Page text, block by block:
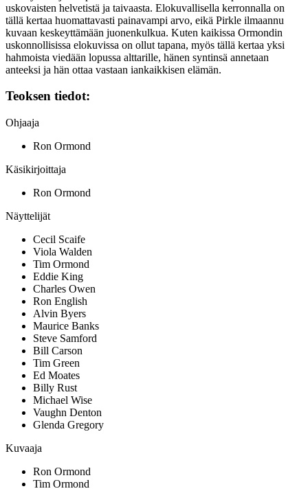
uskovaisten helvetistä ja taivaasta. Elokuvallisella kerronnalla on
tällä kertaa huomattavasti painavampi arvo, eikä Pirkle ilmaannu
kuvaan keskeyttämään juonenkulkua. Kuten kaikissa Ormondin
uskonnollisissa elokuvissa on ollut tapana, myös tällä kertaa yksi
hahmoista viedään lopussa alttarille, hänen syntinsä annetaan
anteeksi ja hän ottaa vastaan iankaikkisen elämän.
Teoksen tiedot:
Ohjaaja
Ron Ormond
Käsikirjoittaja
Ron Ormond
Näyttelijät
Cecil Scaife
Viola Walden
Tim Ormond
Eddie King
Charles Owen
Ron English
Alvin Byers
Maurice Banks
Steve Samford
Bill Carson
Tim Green
Ed Moates
Billy Rust
Michael Wise
Vaughn Denton
Glenda Gregory
Kuvaaja
Ron Ormond
Tim Ormond